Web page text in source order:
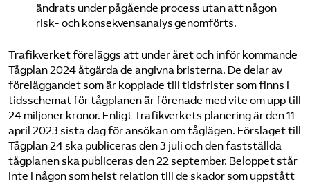
ändrats under pågående process utan att någon
risk- och konsekvensanalys genomförts.
Trafikverket föreläggs att under året och inför kommande
Tågplan 2024 åtgärda de angivna bristerna. De delar av
föreläggandet som är kopplade till tidsfrister som finns i
tidsschemat för tågplanen är förenade med vite om upp till
24 miljoner kronor. Enligt Trafikverkets planering är den 11
april 2023 sista dag för ansökan om tåglägen. Förslaget till
Tågplan 24 ska publiceras den 3 juli och den fastställda
tågplanen ska publiceras den 22 september. Beloppet står
inte i någon som helst relation till de skador som uppstått